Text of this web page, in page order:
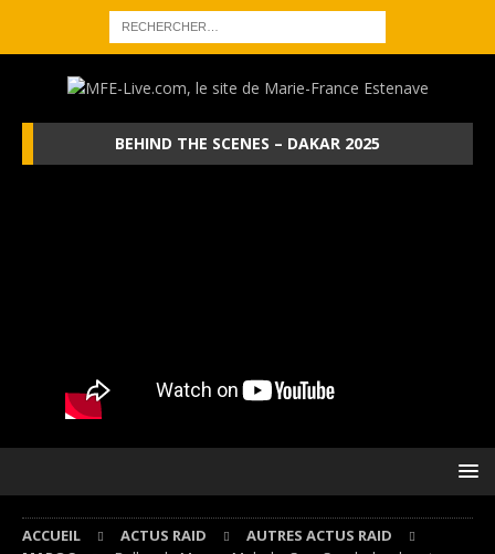
BEHIND THE SCENES – DAKAR 2025
ACCUEIL ACTUS RAID
AUTRES ACTUS RAID